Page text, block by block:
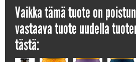
Vaikka tämä tuote on
vastaava tuote uudella
tästä: